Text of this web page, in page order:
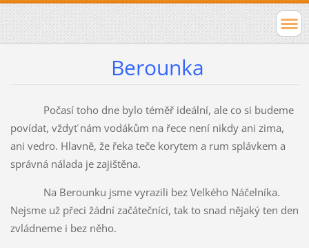
Berounka
Počasí toho dne bylo téměř ideální, ale co si budeme
povídat, vždyť nám vodákům na řece není nikdy ani zima,
ani vedro. Hlavně, že řeka teče korytem a rum splávkem a
správná nálada je zajištěna.
Na Berounku jsme vyrazili bez Velkého Náčelníka.
Nejsme už přeci žádní začátečníci, tak to snad nějaký ten den
zvládneme i bez něho.